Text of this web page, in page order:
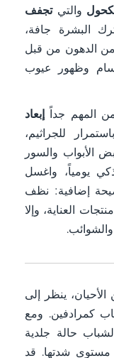
والتيتجفف
البشرة جافة،
من الدهون من قبل
وظهور عيوب
المهم جداً إبعاد
للجراثيم،
الأبواب والسور
يومياً، واغسل
إضافية: نظف
العناية، وإلا
ينظر إلى
كمرادفين. ومع
حالة جلدية
شدتها. قد